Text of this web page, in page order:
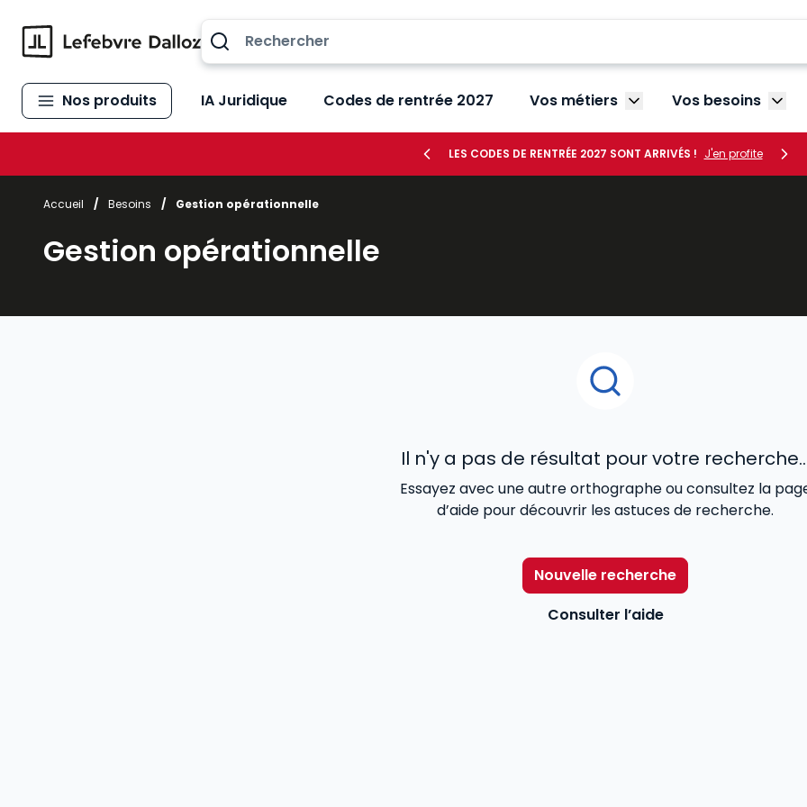
Nos produits IA Juridique Codes de rentrée 2027 Vos métiers Afficher le sous-menu
Vos besoins
LES CODES DE RENTRÉE 2027 SONT ARRIVÉS ! J'en profite
Accueil / Besoins / Gestion opérationnelle
Gestion opérationnelle
Il n'y a pas de résultat pour votre
Essayez avec une autre orthographe ou consultez la
d’aide pour découvrir les astuces de recherche.
Nouvelle recherche
Consulter l’aide